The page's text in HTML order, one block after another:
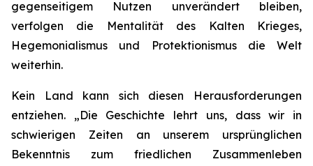
gegenseitigem Nutzen unverändert bleiben,
verfolgen die Mentalität des Kalten Krieges,
Hegemonialismus und Protektionismus die Welt
weiterhin.
Kein Land kann sich diesen Herausforderungen
entziehen. „Die Geschichte lehrt uns, dass wir in
schwierigen Zeiten an unserem ursprünglichen
Bekenntnis zum friedlichen Zusammenleben